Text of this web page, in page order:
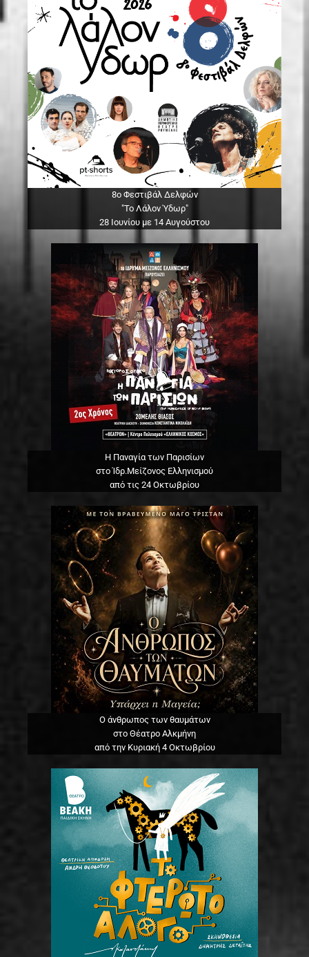
8ο Φεστιβάλ Δελφών
"Το Λάλον Ύδωρ"
28 Ιουνίου με 14 Αυγούστου
Η Παναγία των Παρισίων
στο Ίδρ.Μείζονος Ελληνισμού
από τις 24 Οκτωβρίου
Ο άνθρωπος των θαυμάτων
στο Θέατρο Αλκμήνη
από την Κυριακή 4 Οκτωβρίου